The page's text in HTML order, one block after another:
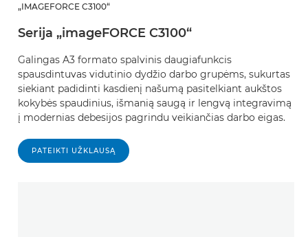
„IMAGEFORCE C3100“
Serija „imageFORCE C3100“
Galingas A3 formato spalvinis daugiafunkcis
spausdintuvas vidutinio dydžio darbo grupėms, sukurtas
siekiant padidinti kasdienį našumą pasitelkiant aukštos
kokybės spaudinius, išmanią saugą ir lengvą integravimą
į modernias debesijos pagrindu veikiančias darbo eigas.
PATEIKTI UŽKLAUSĄ